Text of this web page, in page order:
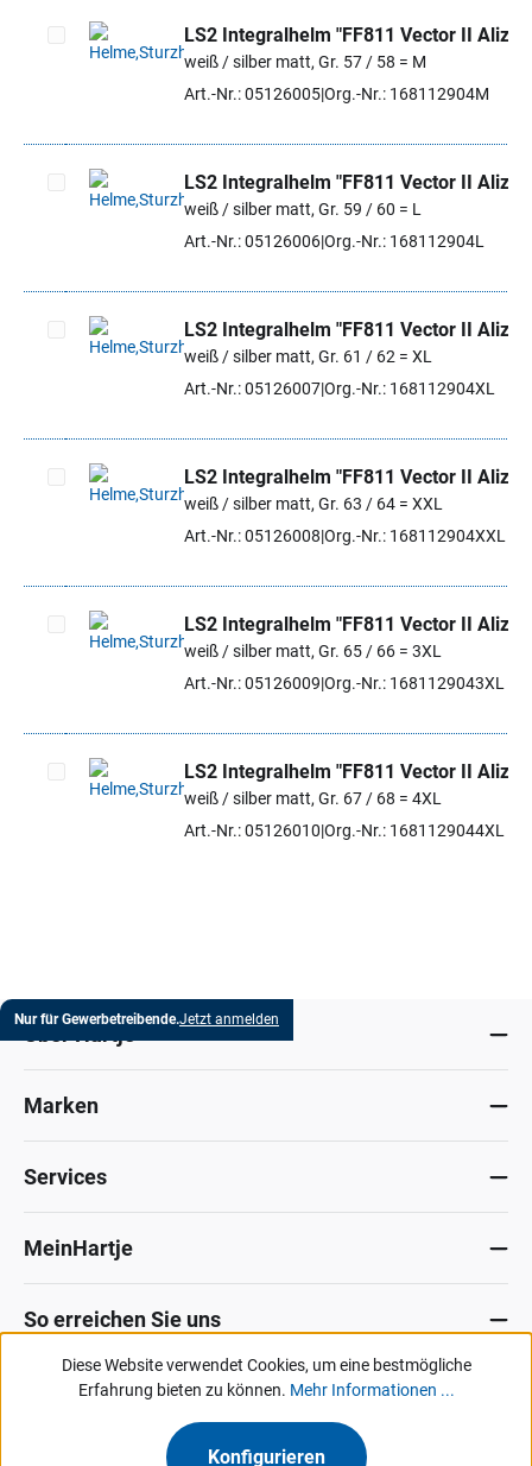
Artikel auswählen
LS2 Integralhelm "FF811 Vector II Alizer"
weiß / silber matt, Gr. 57 / 58 = M
Art.-Nr.: 05126005Org.-Nr.: 168112904M
Artikel auswählen
LS2 Integralhelm "FF811 Vector II Alizer"
weiß / silber matt, Gr. 59 / 60 = L
Art.-Nr.: 05126006Org.-Nr.: 168112904L
Artikel auswählen
LS2 Integralhelm "FF811 Vector II Alizer"
weiß / silber matt, Gr. 61 / 62 = XL
Art.-Nr.: 05126007Org.-Nr.: 168112904XL
Artikel auswählen
LS2 Integralhelm "FF811 Vector II Alizer"
weiß / silber matt, Gr. 63 / 64 = XXL
Art.-Nr.: 05126008 Org.-Nr.: 168112904XXL
Artikel auswählen
LS2 Integralhelm "FF811 Vector II Alizer"
weiß / silber matt, Gr. 65 / 66 = 3XL
Art.-Nr.: 05126009 Org.-Nr.: 1681129043XL
Artikel auswählen
LS2 Integralhelm "FF811 Vector II Alizer"
weiß / silber matt, Gr. 67 / 68 = 4XL
Art.-Nr.: 05126010 Org.-Nr.: 1681129044XL
Nur für Gewerbetreibende.Jetzt anmelden
Marken
Services
MeinHartje
So erreichen Sie uns
Datenschutz ImpressumAllg. Verkaufsbedingungen
KontaktHinweisgeber-Portal
Diese Website verwendet Cookies, um eine bestmögliche
Erfahrung bieten zu können. Mehr Informationen ...
Konfigurieren